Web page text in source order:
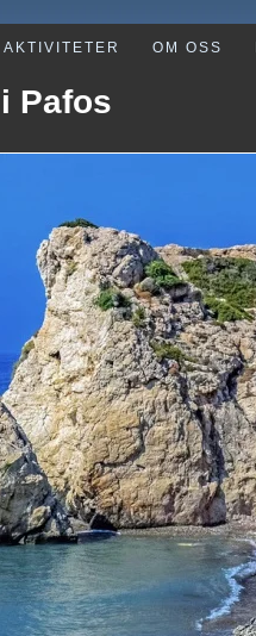
AKTIVITETER OM OSS
Pafos